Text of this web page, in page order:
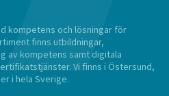
kompetens och lösningar för
finns utbildningar,
av kompetens samt digitala
Vi finns i Östersund,
i hela Sverige.